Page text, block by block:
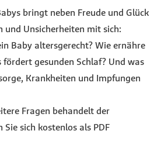
bringt neben Freude und Glück
und Unsicherheiten mit sich:
Baby altersgerecht? Wie ernähre
fördert gesunden Schlaf? Und was
Krankheiten und Impfungen
Fragen behandelt der
Sie sich kostenlos als PDF